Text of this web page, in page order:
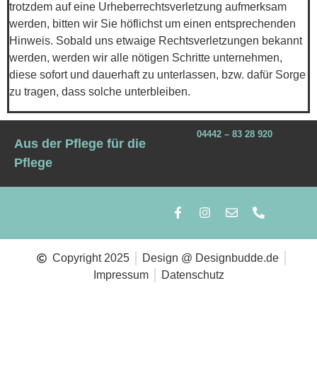
trotzdem auf eine Urheberrechtsverletzung aufmerksam
werden, bitten wir Sie höflichst um einen entsprechenden
Hinweis. Sobald uns etwaige Rechtsverletzungen bekannt
werden, werden wir alle nötigen Schritte unternehmen,
diese sofort und dauerhaft zu unterlassen, bzw. dafür Sorge
zu tragen, dass solche unterbleiben.
Aus der Pflege für die
Pflege
04442 – 83 28 920
Copyright 2025
Design @ Designbudde.de
Impressum
Datenschutz